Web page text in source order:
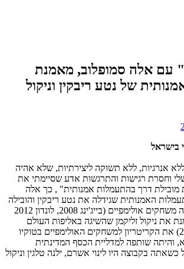
עם אלה סמופלוב, מאמנת
של נטע ריבקין וניקול
אנרגיות, ללא תשוקה ליצירתיות, שלא אהיה
וחסרת רגישות והתרגשות אדע שסיימתי את
דרך בהתעמלות אמנותית" , כך אלה
האמנותית שגידלה את נטע ריבקין והובילה
אותה להופעה בשלושה משחקים אולימפיים (בייג'ינג 2008, לונדון 2012
מאמנת את ניקול זליקמן שהשיגה באליפות העולם
(ספטמבר 2019) את הקריטריון למשחקים האולימפיים בטוקיו
והיתה שותפה למדליית הכסף המדינתית
בקבוצה היו לינוי אשרם, ילנה טלגין וניקול